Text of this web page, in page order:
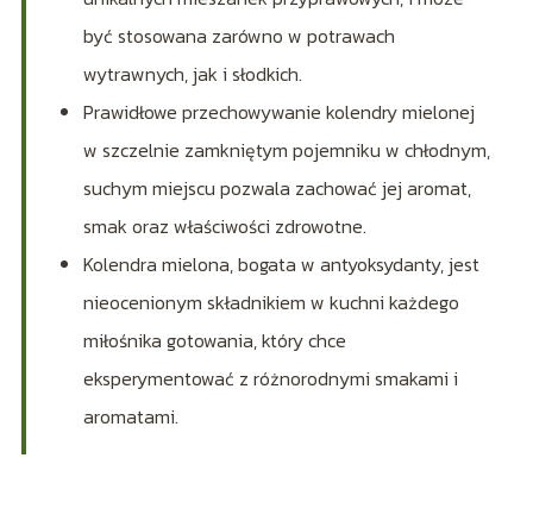
być stosowana zarówno w potrawach
wytrawnych, jak i słodkich.
Prawidłowe przechowywanie kolendry mielonej
w szczelnie zamkniętym pojemniku w chłodnym,
suchym miejscu pozwala zachować jej aromat,
smak oraz właściwości zdrowotne.
Kolendra mielona, bogata w antyoksydanty, jest
nieocenionym składnikiem w kuchni każdego
miłośnika gotowania, który chce
eksperymentować z różnorodnymi smakami i
aromatami.